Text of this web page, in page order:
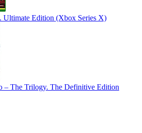
Ultimate Edition (Xbox Series X)
– The Trilogy. The Definitive Edition